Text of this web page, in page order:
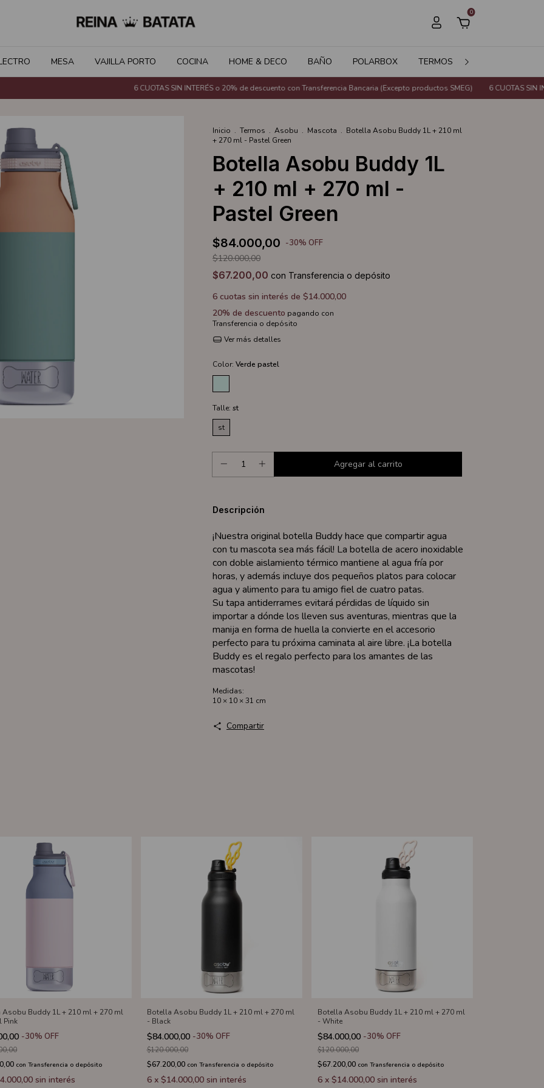
0
MESA VAJILLA PORTO COCINA HOME & DECO BAÑO POLARBOX TERMOS
6 CUOTAS SIN INTERÉS o 20% de descuento con Transferencia Bancaria (Excepto productos SMEG) 6 CUOTAS SIN
Inicio . Termos . Asobu . Mascota . Botella Asobu Buddy 1L + 210 ml
+ 270 ml - Pastel Green
Botella Asobu Buddy 1L
+ 210 ml + 270 ml -
Pastel Green
$84.000,00 -30% OFF
$120.000,00
$67.200,00 con Transferencia o depósito
6 cuotas sin interés de $14.000,00
20% de descuento pagando con
Transferencia o depósito
Ver más detalles
Color: Verde pastel
Talle: st
st
Descripción
¡Nuestra original botella Buddy hace que compartir agua
con tu mascota sea más fácil! La botella de acero inoxidable
con doble aislamiento térmico mantiene al agua fría por
horas, y además incluye dos pequeños platos para colocar
agua y alimento para tu amigo fiel de cuatro patas.
Su tapa antiderrames evitará pérdidas de líquido sin
importar a dónde los lleven sus aventuras, mientras que la
manija en forma de huella la convierte en el accesorio
perfecto para tu próxima caminata al aire libre. ¡La botella
Buddy es el regalo perfecto para los amantes de las
mascotas!
Medidas:
10 × 10 × 31 cm
Compartir
Asobu Buddy 1L + 210 ml + 270 ml
Pink
-30%OFF
con Transferencia o depósito
sin interés
Botella Asobu Buddy 1L + 210 ml + 270 ml
- Black
$84.000,00 -30% OFF
$120.000,00
$67.200,00 con Transferencia o depósito
6 x $14.000,00 sin interés
Botella Asobu Buddy 1L + 210 ml + 270 ml
- White
$84.000,00 -30% OFF
$120.000,00
$67.200,00 con Transferencia o depósito
6 x $14.000,00 sin interés